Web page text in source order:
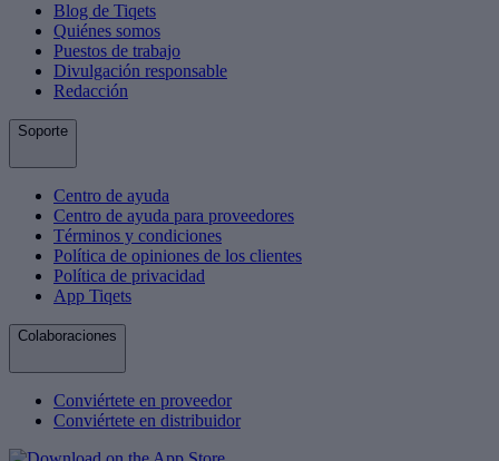
Blog de Tiqets
Quiénes somos
Puestos de trabajo
Divulgación responsable
Redacción
Soporte
Centro de ayuda
Centro de ayuda para proveedores
Términos y condiciones
Política de opiniones de los clientes
Política de privacidad
App Tiqets
Colaboraciones
Conviértete en proveedor
Conviértete en distribuidor